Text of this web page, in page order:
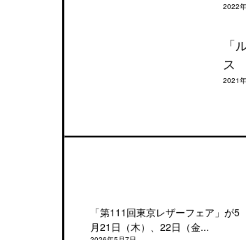
2022
「
ス
2021
「第111回東京レザーフェア」が5
月21日（木）、22日（金...